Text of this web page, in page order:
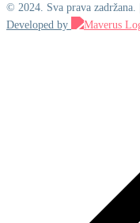
© 2024. Sva prava zadržana.
Developed by